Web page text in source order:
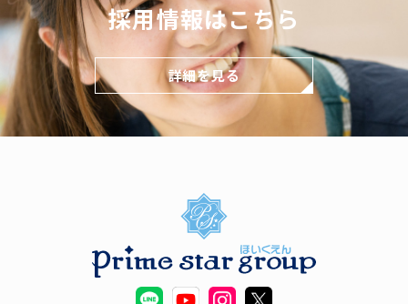
採用情報はこちら
詳細を見る